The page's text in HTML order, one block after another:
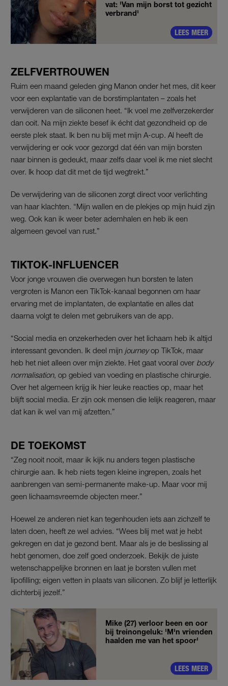
vat: 'Van mijn borst tot gezicht
verbrand'
LEES MEER
ZELFVERTROUWEN
Ruim een maand geleden ging Manon onder het mes, dit keer
voor een explantatie van de borstimplantaten – zoals het
verwijderen van de siliconen heet. “Ik voel me zelfverzekerder
dan ooit. Na mijn ziekte besef ik écht dat gezondheid op de
eerste plek staat. Ik ben nu blij met mijn A-cup. Al heeft de
verwijdering er ook voor gezorgd dat één van mijn borsten
naar binnen is gedeukt, maar zelfs daar voel ik me niet slecht
over. Ik hoop dat dit met de tijd wegtrekt.”
De verwijdering van de siliconen zorgt direct voor verlichting
van haar klachten. “Mijn wallen en de plekjes op mijn huid zijn
weg. Ook kan ik weer beter ademhalen en heb ik een
algemeen gevoel van rust.”
TIKTOK-INFLUENCER
Voor jonge vrouwen die overwegen hun borsten te laten
vergroten is Manon een TikTok-kanaal begonnen om haar
ervaring met de implantaten, de explantatie en alles dat
daarna volgt te delen met gebruikers van de app.
“Social media en onzekerheden over het lichaam heb ik altijd
interessant gevonden. Ik deel mijn journeyop TikTok, maar
heb het niet alleen over mijn ziekte. Het gaat vooral over body
normalisation, op gebied van voeding en plastische chirurgie.
Over het algemeen krijg ik hier leuke reacties op, maar het
blijft social media. Er zijn ook mensen die lelijk reageren, maar
dat kan ik wel van mij afzetten.”
DE TOEKOMST
“Zeg nooit nooit, maar ik kijk nu anders tegen plastische
chirurgie aan. Ik heb niets tegen kleine ingrepen, zoals het
aanbrengen van semi-permanente make-up. Maar voor mij
geen lichaamsvreemde objecten meer.”
Hoewel ze anderen niet kan tegenhouden iets aan zichzelf te
laten doen, heeft ze wel advies. “Wees blij met wat je hebt
gekregen en dat je gezond bent. Maar als je de beslissing al
hebt genomen, doe zelf goed onderzoek. Bekijk de juiste
wetenschappelijke bronnen en laat je borsten vullen met
lipofilling; eigen vetten in plaats van siliconen. Zo blijf je letterlijk
dichterbij jezelf.”
Mike (27) verloor been en oor
bij treinongeluk: 'M'n vrienden
haalden me van het spoor'
LEES MEER